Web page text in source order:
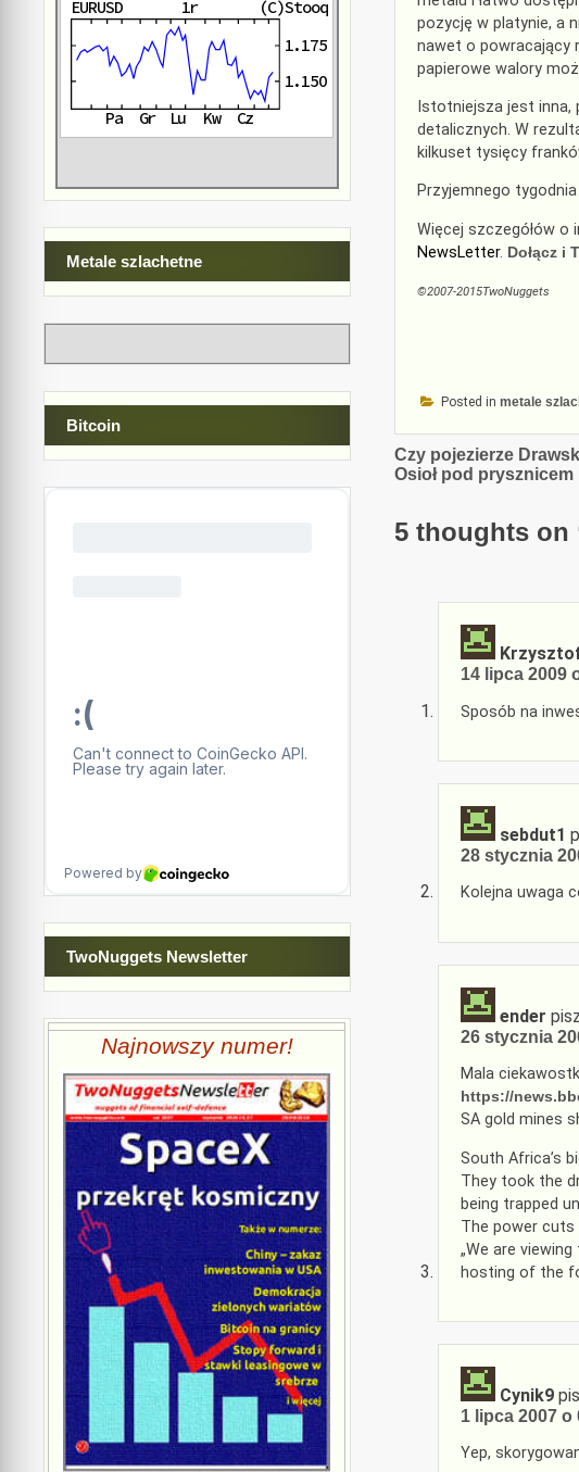
pozycję w platynie, a
nawet o powracający
papierowe walory
Istotniejsza jest inna,
detalicznych. W
kilkuset tysięcy
Przyjemnego
Więcej szczegółów o
NewsLetter. Dołącz i
©2007-2015TwoNuggets
Posted in metale
Nawigacja
wpisu
Czy pojezierze
Osioł pod prysznicem
5 thoughts on
14 lipca 2009
Sposób na
sebdut1
28 stycznia
Kolejna uwaga
ender
26 stycznia
Mala
https://
SA gold mines
South Africa’s
They took the
being trapped
The power cuts
„We are
hosting of the
Cynik9
1 lipca 2007 o
Yep,
Metale szlachetne
Bitcoin
TwoNuggets Newsletter
Najnowszy numer!